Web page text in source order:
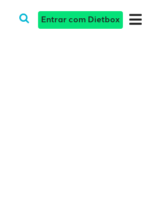
Entrar com Dietbox